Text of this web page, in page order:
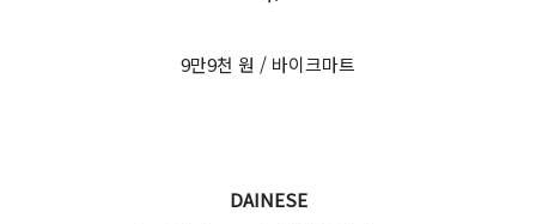
9만9천 원 / 바이크마트
DAINESE